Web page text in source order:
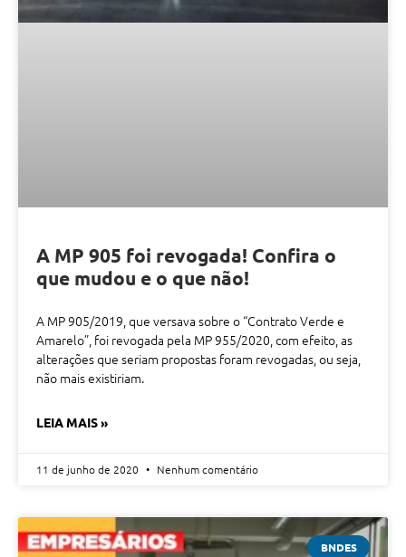
A MP 905 foi revogada! Confira o
que mudou e o que não!
A MP 905/2019, que versava sobre o “Contrato Verde e
Amarelo”, foi revogada pela MP 955/2020, com efeito, as
alterações que seriam propostas foram revogadas, ou seja,
não mais existiriam.
LEIA MAIS »
11 de junho de 2020 Nenhum comentário
BNDES